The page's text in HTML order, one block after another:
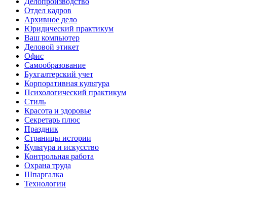
Отдел кадров
Архивное дело
Юридический практикум
Ваш компьютер
Деловой этикет
Офис
Самообразование
Бухгалтерский учет
Корпоративная культура
Психологический практикум
Стиль
Красота и здоровье
Секретарь плюс
Праздник
Страницы истории
Культура и искусство
Контрольная работа
Охрана труда
Шпаргалка
Технологии